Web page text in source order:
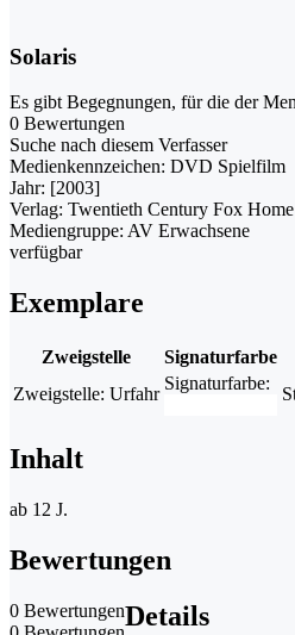
Solaris
Es gibt Begegnungen, für die der
0 Bewertungen
Suche nach diesem Verfasser
Medienkennzeichen: DVD Spielfilm
Jahr: [2003]
Verlag: Twentieth Century Fox
Mediengruppe: AV Erwachsene
verfügbar
Exemplare
Zweigstelle Signaturfarbe
Zweigstelle: Urfahr
Signaturfarbe:
Inhalt
ab 12 J.
Bewertungen
0 BewertungenDetails